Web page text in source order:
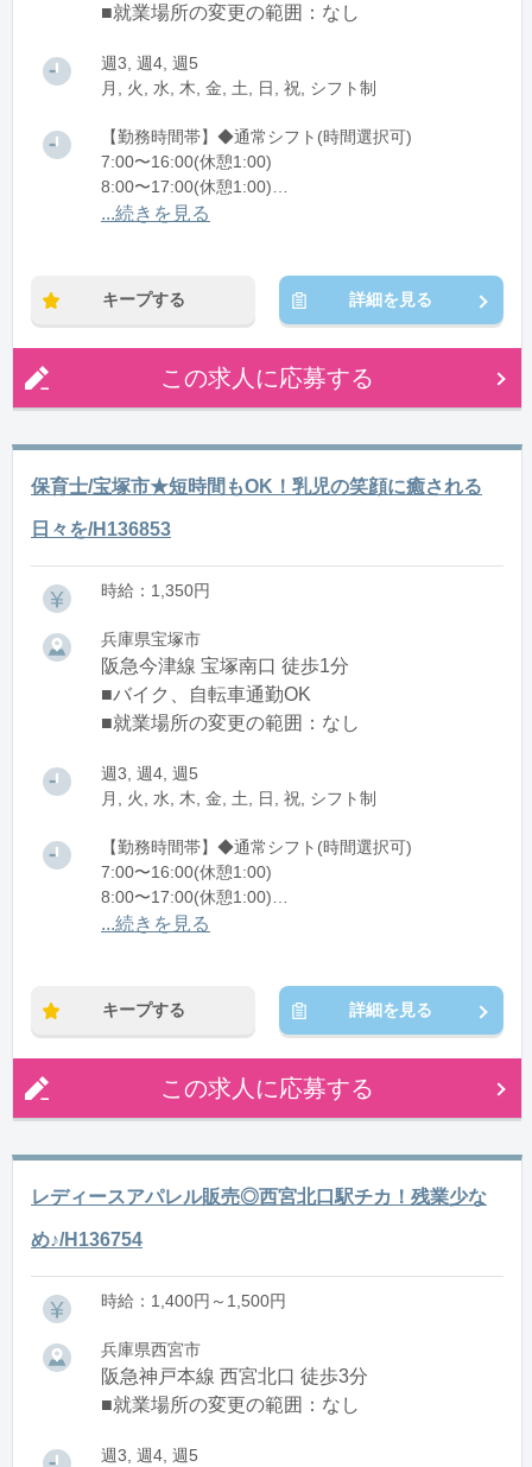
■就業場所の変更の範囲：なし
週3, 週4, 週5
月, 火, 水, 木, 金, 土, 日, 祝, シフト制
【勤務時間帯】◆通常シフト(時間選択可)
7:00〜16:00(休憩1:00)
8:00〜17:00(休憩1:00)
12:00〜21:00(休憩1:00)
...続きを見る
キープする 詳細を見る
この求人に応募する
保育士/宝塚市★短時間もOK！乳児の笑顔に癒される
日々を/H136853
時給：1,350円
兵庫県宝塚市
阪急今津線 宝塚南口 徒歩1分
■バイク、自転車通勤OK
■就業場所の変更の範囲：なし
週3, 週4, 週5
月, 火, 水, 木, 金, 土, 日, 祝, シフト制
【勤務時間帯】◆通常シフト(時間選択可)
7:00〜16:00(休憩1:00)
8:00〜17:00(休憩1:00)
12:00〜21:00(休憩1:00)
...続きを見る
キープする 詳細を見る
この求人に応募する
レディースアパレル販売◎西宮北口駅チカ！残業少な
め♪/H136754
時給：1,400円～1,500円
兵庫県西宮市
阪急神戸本線 西宮北口 徒歩3分
■就業場所の変更の範囲：なし
週3, 週4, 週5